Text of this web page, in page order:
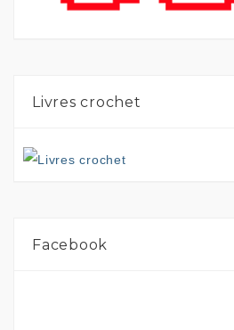
Livres crochet
Facebook